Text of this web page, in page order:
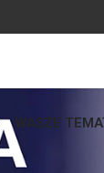
WASZE